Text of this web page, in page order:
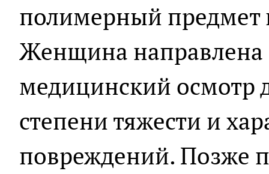
полимерный предмет
Женщина направлена
медицинский осмотр
степени тяжести и
повреждений. Позже